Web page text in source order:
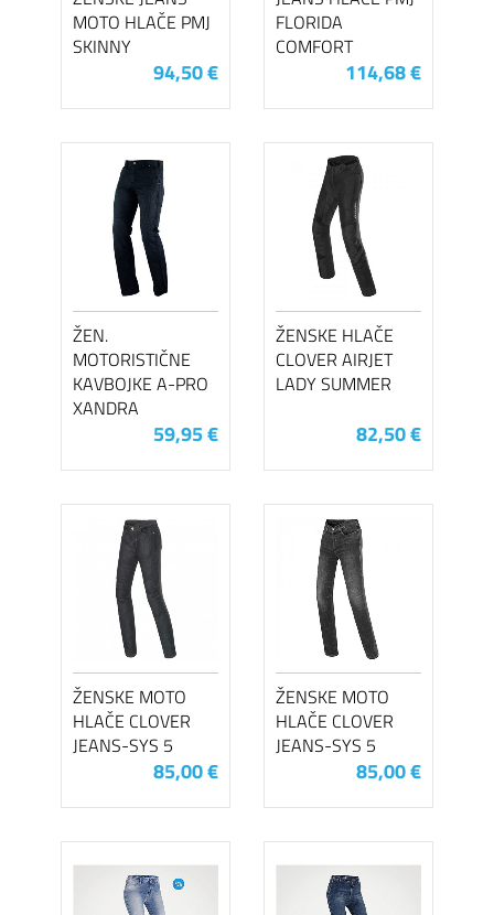
MOTO HLAČE PMJ
SKINNY
94,50 €
FLORIDA
COMFORT
114,68 €
ŽEN.
MOTORISTIČNE
KAVBOJKE A-PRO
XANDRA
59,95 €
ŽENSKE HLAČE
CLOVER AIRJET
LADY SUMMER
82,50 €
ŽENSKE MOTO
HLAČE CLOVER
JEANS-SYS 5
85,00 €
ŽENSKE MOTO
HLAČE CLOVER
JEANS-SYS 5
85,00 €